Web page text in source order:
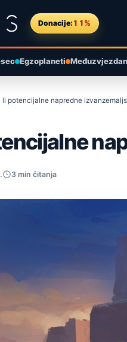
Donacije: 11%
Egzoplaneti
li potencijalne napredne
3 min čitanja